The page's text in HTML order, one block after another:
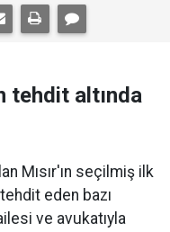
tehdit altında
Mısır'ın seçilmiş ilk
eden bazı
ve avukatıyla